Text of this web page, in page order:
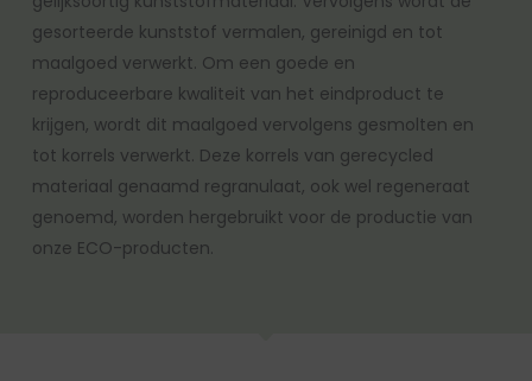
gesorteerde kunststof vermalen, gereinigd en tot
maalgoed verwerkt. Om een goede en
reproduceerbare kwaliteit van het eindproduct te
krijgen, wordt dit maalgoed vervolgens gesmolten en
tot korrels verwerkt. Deze korrels van gerecycled
materiaal genaamd regranulaat, ook wel regeneraat
genoemd, worden hergebruikt voor de productie van
onze ECO-producten.